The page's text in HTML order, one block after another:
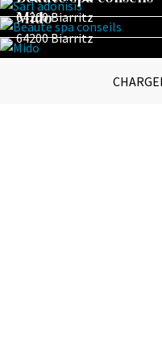
64200 Biarritz
Mido
64200 Biarritz